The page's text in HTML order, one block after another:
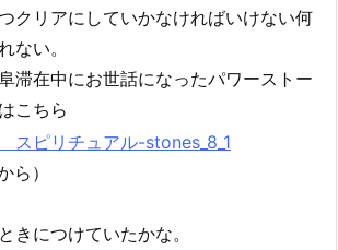
クリアにしていかなければいけない何
ない。
滞在中にお世話になったパワーストー
こちら
ら）
きにつけていたかな。